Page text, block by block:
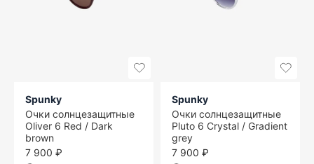
Spunky
Очки солнцезащитные
Oliver 6 Red / Dark
brown
7 900 ₽
Spunky
Очки солнцезащитные
Pluto 6 Crystal / Gradient
grey
7 900 ₽